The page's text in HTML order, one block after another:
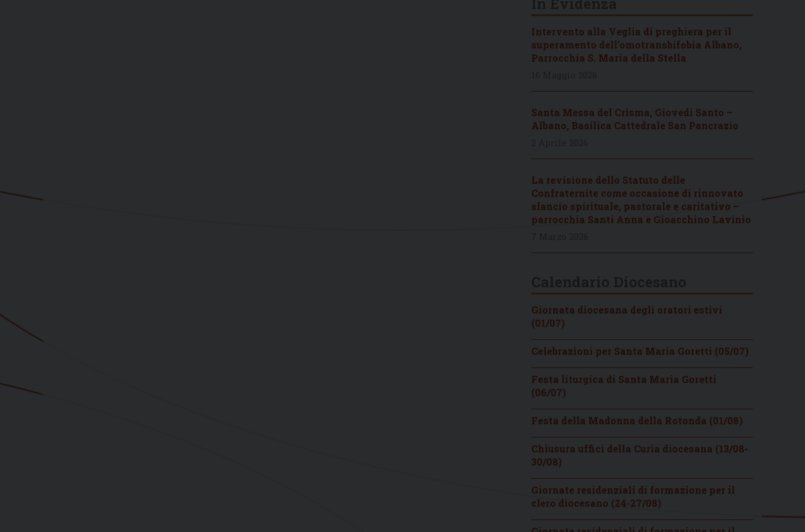
Intervento alla Veglia di preghiera per il
superamento dell’omotransbifobia Albano,
Parrocchia S. Maria della Stella
Santa Messa del Crisma, Giovedì Santo –
Albano, Basilica Cattedrale San Pancrazio
La revisione dello Statuto delle
Confraternite come occasione di rinnovato
slancio spirituale, pastorale e caritativo –
parrocchia Santi Anna e Gioacchino Lavinio
Giornata diocesana degli oratori estivi
(01/07)
Celebrazioni per Santa Maria Goretti (05/07)
Festa liturgica di Santa Maria Goretti
(06/07)
Festa della Madonna della Rotonda (01/08)
Chiusura uffici della Curia diocesana (13/08-
30/08)
Giornate residenziali di formazione per il
clero diocesano (24-27/08)